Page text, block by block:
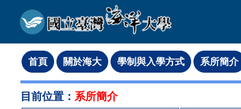
目前位置： 系所簡介